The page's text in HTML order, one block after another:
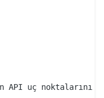
API uç noktalarını